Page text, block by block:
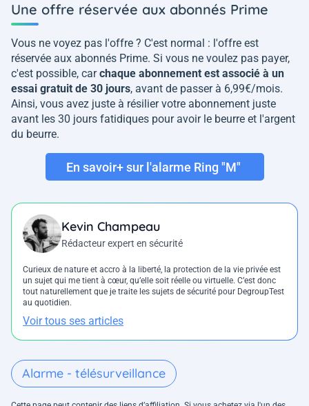
Une offre réservée aux abonnés Prime
Vous ne voyez pas l'offre ? C'est normal : l'offre est
réservée aux abonnés Prime. Si vous ne voulez pas payer,
c'est possible, carchaque abonnement est associé à un
essai gratuit de 30 jours, avant de passer à 6,99€/mois.
Ainsi, vous avez juste à résilier votre abonnement juste
avant les 30 jours fatidiques pour avoir le beurre et l'argent
du beurre.
En savoir+ sur l'alarme Ring "M"
Kevin Champeau
Rédacteur expert en sécurité
Curieux de nature et accro à la liberté, la protection de la vie privée est
un sujet qui me tient à cœur, qu’elle soit réelle ou virtuelle. C’est donc
tout naturellement que je traite les sujets de sécurité pour DegroupTest
au quotidien.
Voir tous ses articles
Alarme - télésurveillance